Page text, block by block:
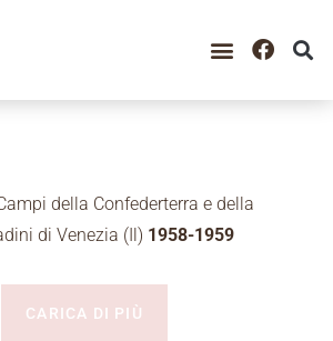
della Confederterra e della
di Venezia (Il) 1958-1959
CARICA DI PIÙ